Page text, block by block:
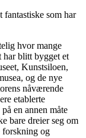
som har
hvor mange
har blitt bygget et
Kunstsiloen,
og de nye
nåværende
etablerte
en annen måte
bare dreier seg om
forskning og